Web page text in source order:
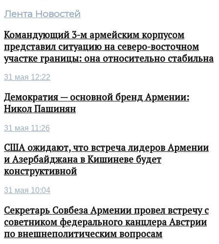
Лента Новостей
Командующий 3-м армейским корпусом
представил ситуацию на северо-восточном
участке границы: она относительно стабильна
31 мая 12:22
Демократия — основной бренд Армении:
Никол Пашинян
31 мая 11:26
США ожидают, что встреча лидеров Армении
и Азербайджана в Кишиневе будет
конструктивной
31 мая 10:04
Секретарь Совбеза Армении провел встречу с
советником федерального канцлера Австрии
по внешнеполитическим вопросам